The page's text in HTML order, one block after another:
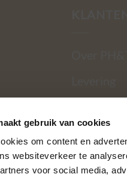
gebruik van cookies
om content en
websiteverkeer te
voor social media,
Garantie